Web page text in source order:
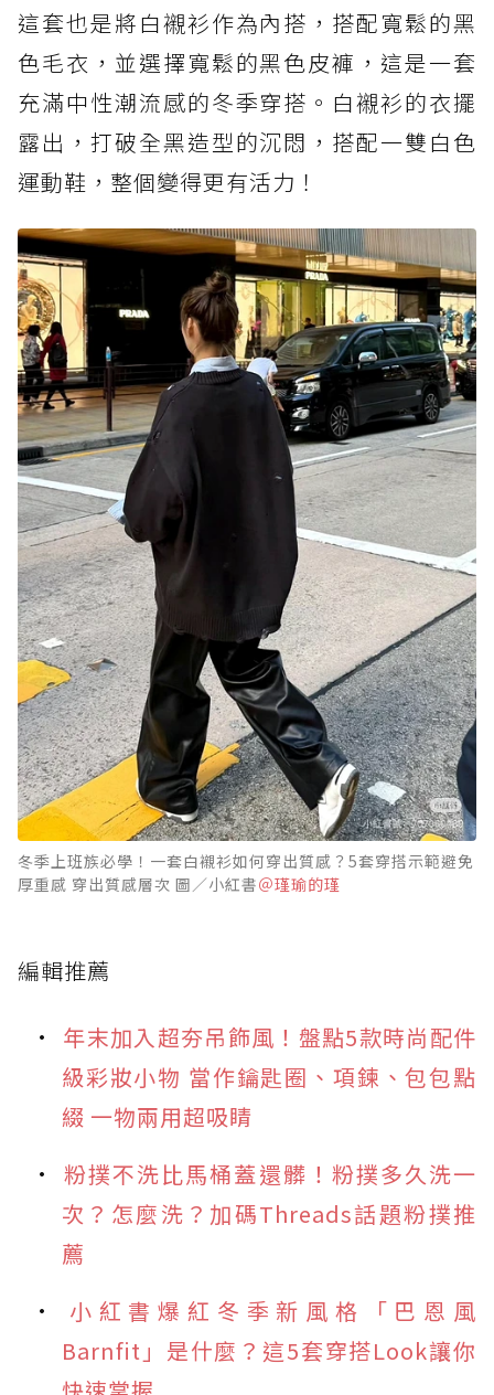
這套也是將白襯衫作為內搭，搭配寬鬆的黑
色毛衣，並選擇寬鬆的黑色皮褲，這是一套
充滿中性潮流感的冬季穿搭。白襯衫的衣擺
露出，打破全黑造型的沉悶，搭配一雙白色
運動鞋，整個變得更有活力！
冬季上班族必學！一套白襯衫如何穿出質感？5套穿搭示範避免
厚重感 穿出質感層次 圖／小紅書＠瑾瑜的瑾
編輯推薦
年末加入超夯吊飾風！盤點5款時尚配件
級彩妝小物 當作鑰匙圈、項鍊、包包點
綴 一物兩用超吸睛
粉撲不洗比馬桶蓋還髒！粉撲多久洗一
次？怎麼洗？加碼Threads話題粉撲推
薦
小紅書爆紅冬季新風格「巴恩風
Barnfit」是什麼？這5套穿搭Look讓你